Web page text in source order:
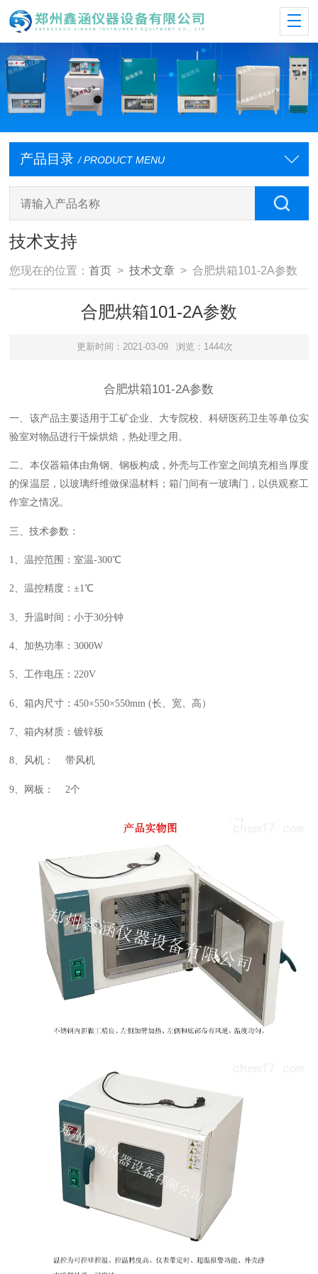
产品目录 / PRODUCT MENU
技术支持
您现在的位置：首页 >技术文章 > 合肥烘箱101-2A参数
合肥烘箱101-2A参数
更新时间：2021-03-09 浏览：1444次
合肥烘箱101-2A参数
一、 该产品主要适用于工矿企业、大专院校、科研医药卫生等单位实
验室对物品进行干燥烘焙，热处理之用。
二、 本仪器箱体由角钢、钢板构成，外壳与工作室之间填充相当厚度
的保温层，以玻璃纤维做保温材料；箱门间有一玻璃门，以供观察工
作室之情况。
三、技术参数：
1、温控范围：室温-300℃
2、温控精度：±1℃
3、升温时间：小于30分钟
4、加热功率：3000W
5、工作电压：220V
6、箱内尺寸：450×550×550mm (长、宽、高）
7、箱内材质：镀锌板
8、风机： 带风机
9、网板： 2个